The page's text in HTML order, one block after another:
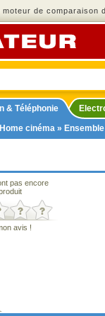
de comparaison
& Téléphonie
Home cinéma »
pas encore
avis !